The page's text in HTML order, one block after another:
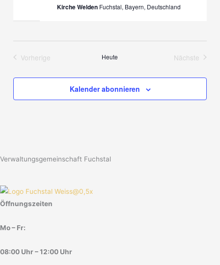
Kirche Welden Fuchstal, Bayern, Deutschland
Vorherige
Heute
Nächste
Kalender abonnieren
Verwaltungsgemeinschaft Fuchstal
Öffnungszeiten
Mo – Fr:
08:00 Uhr – 12:00 Uhr